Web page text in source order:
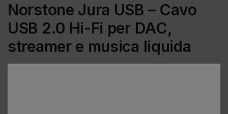
Norstone Jura USB – Cavo
USB 2.0 Hi-Fi per DAC,
streamer e musica liquida